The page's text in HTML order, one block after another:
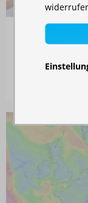
Machen Sie